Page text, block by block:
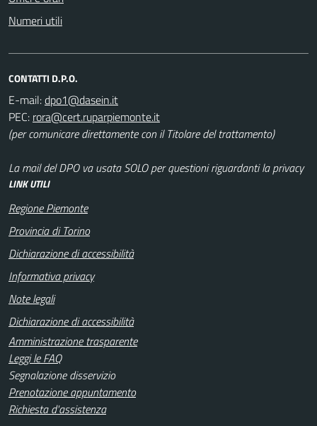
Numeri utili
CONTATTI D.P.O.
E-mail:
PEC:
(per comunicare direttamente con il Titolare del trattamento)
La mail del DPO va usata SOLO per questioni riguardanti la privacy
LINK UTILI
Regione Piemonte
Provincia di Torino
Dichiarazione di accessibilità
Informativa privacy
Note legali
Dichiarazione di accessibilità
Amministrazione trasparente
Leggi le FAQ
Segnalazione disservizio
Prenotazione appuntamento
Richiesta d'assistenza